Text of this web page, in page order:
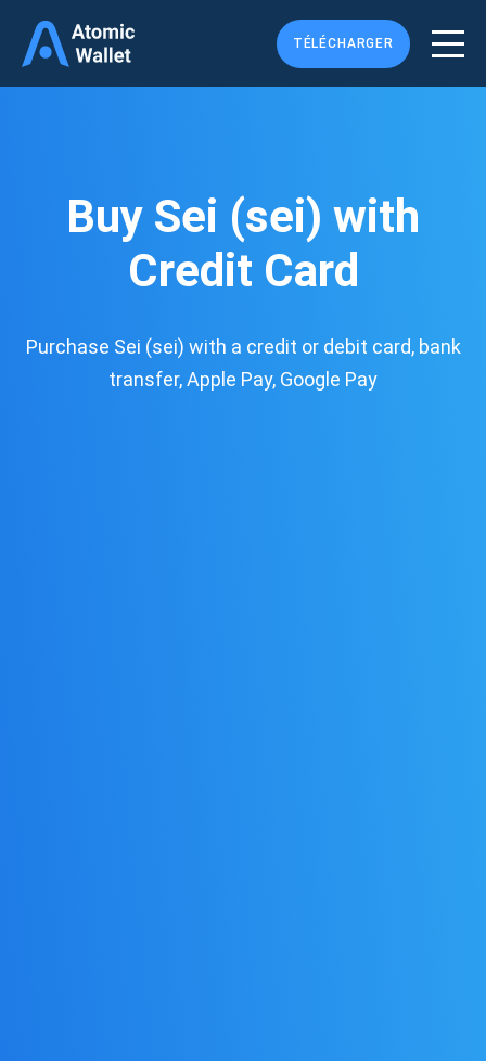
TÉLÉCHARGER
Buy Sei (sei) with
Credit Card
Purchase Sei (sei) with a credit or debit card, bank
transfer, Apple Pay, Google Pay